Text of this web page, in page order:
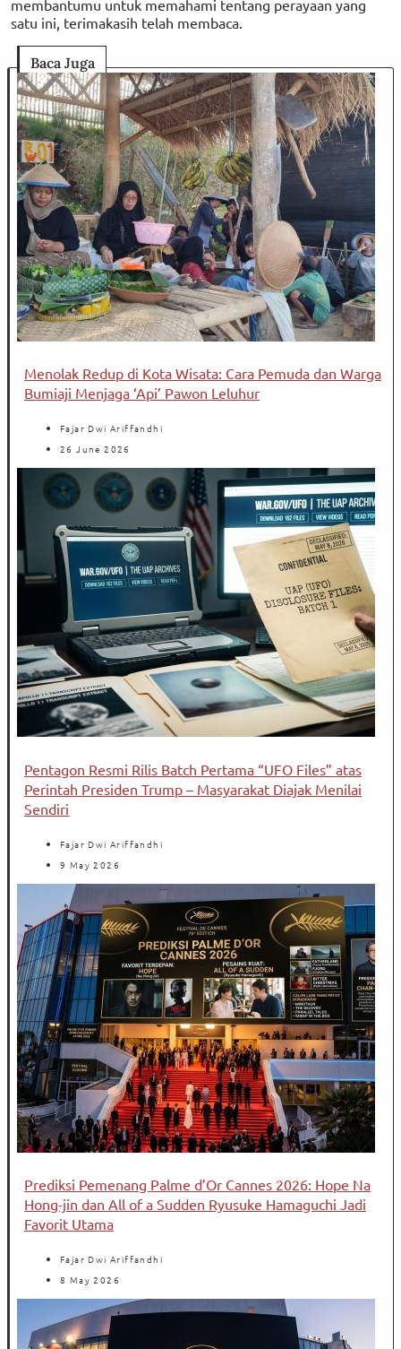
membantumu untuk memahami tentang perayaan yang
satu ini, terimakasih telah membaca.
Baca Juga
Menolak Redup di Kota Wisata: Cara Pemuda dan Warga
Bumiaji Menjaga ‘Api’ Pawon Leluhur
Fajar Dwi Ariffandhi
26 June 2026
Pentagon Resmi Rilis Batch Pertama “UFO Files” atas
Perintah Presiden Trump – Masyarakat Diajak Menilai
Sendiri
Fajar Dwi Ariffandhi
9 May 2026
Prediksi Pemenang Palme d’Or Cannes 2026: Hope Na
Hong-jin dan All of a Sudden Ryusuke Hamaguchi Jadi
Favorit Utama
Fajar Dwi Ariffandhi
8 May 2026